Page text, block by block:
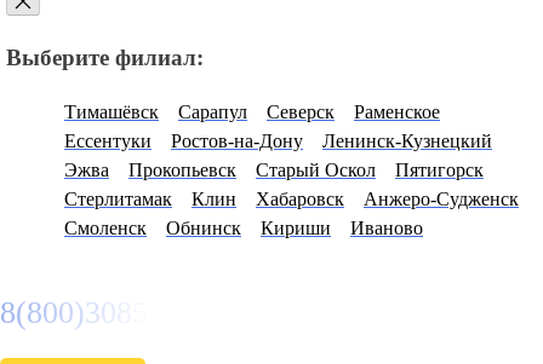
Выберите филиал:
Тимашёвск Сарапул Северск
Раменское
Ессентуки
Ростов-на-Дону
Ленинск-Кузнецкий
Эжва
Прокопьевск Старый Оскол
Пятигорск
Стерлитамак
Клин Хабаровск
Анжеро-Судженск
Смоленск
Обнинск Кириши Иваново
8(800)3085303